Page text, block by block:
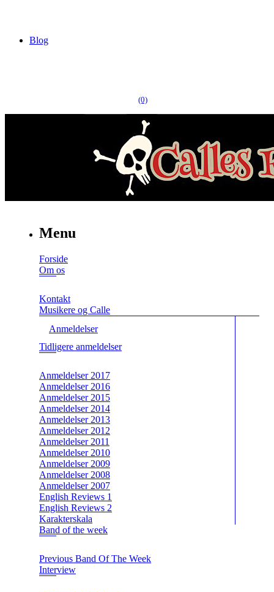
Blog
(0)
Menu
Forside
Om os
Kontakt
Musikere og Calle
Anmeldelser
Tidligere anmeldelser
Anmeldelser 2017
Anmeldelser 2016
Anmeldelser 2015
Anmeldelser 2014
Anmeldelser 2013
Anmeldelser 2012
Anmeldelser 2011
Anmeldelser 2010
Anmeldelser 2009
Anmeldelser 2008
Anmeldelser 2007
English Reviews 1
English Reviews 2
Karakterskala
Band of the week
Previous Band Of The Week
Interview